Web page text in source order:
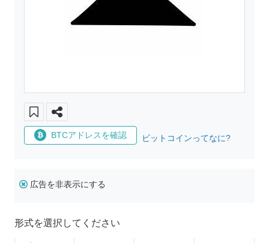
BTCアドレスを確認 ビットコインってなに?
広告を非表示にする
形式を選択してください